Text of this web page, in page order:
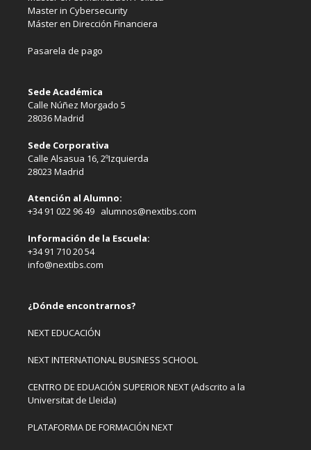
Master in Cybersecurity
Máster en Dirección Financiera
Pasarela de pago
Sede Académica
Calle Núñez Morgado 5
28036 Madrid
Sede Corporativa
Calle Alsasua 16, 2ºIzquierda
28023 Madrid
Atención al Alumno:
+34 91 022 96 49 alumnos@nextibs.com
Información de la Escuela:
+34 91 710 20 54
info@nextibs.com
¿Dónde encontrarnos?
NEXT EDUCACIÓN
NEXT INTERNATIONAL BUSINESS SCHOOL
CENTRO DE EDUACIÓN SUPERIOR NEXT (Adscrito a la
Universitat de Lleida)
PLATAFORMA DE FORMACIÓN NEXT